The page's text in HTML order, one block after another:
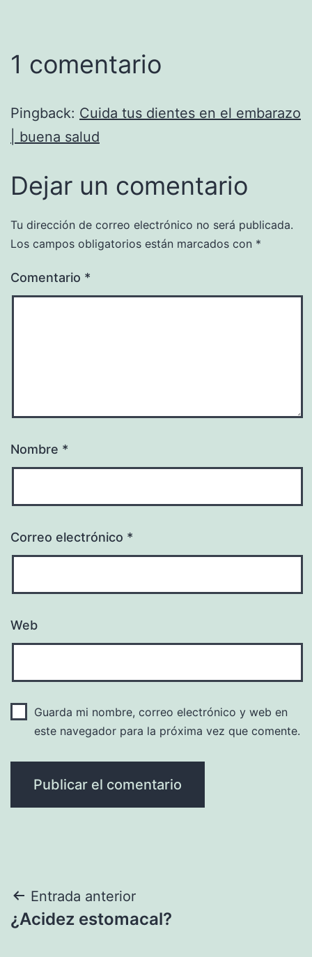
1 comentario
Pingback: Cuida tus dientes en el embarazo
| buena salud
Dejar un comentario
Tu dirección de correo electrónico no será publicada.
Los campos obligatorios están marcados con *
Comentario *
Nombre *
Correo electrónico *
Web
Guarda mi nombre, correo electrónico y web en
este navegador para la próxima vez que comente.
Navegación
de
Entrada anterior
¿Acidez estomacal?